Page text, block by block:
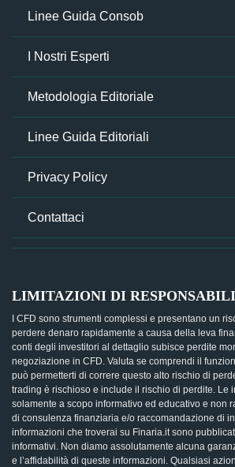
Linee Guida Consob
I Nostri Esperti
Metodologia Editoriale
Linee Guida Editoriali
Privacy Policy
Contattaci
LIMITAZIONI DI
I CFD sono strumenti complessi e presentano un
perdere denaro rapidamente a causa della leva
conti degli investitori al dettaglio subisce perdite
negoziazione in CFD. Valuta se comprendi il
può permetterti di correre questo alto rischio di
trading è rischioso e include il rischio di perdite. Le
solamente a scopo informativo ed educativo e non
di consulenza finanziaria e/o raccomandazione di
informazioni che troverai su Finaria.it sono
informativi. Non diamo assolutamente alcuna
e l’affidabilità di queste informazioni. Qualsiasi